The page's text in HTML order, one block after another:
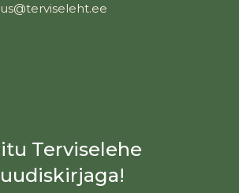
Terviselehe
uudiskirjaga!